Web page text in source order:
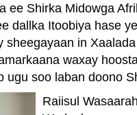
ee Shirka Midowga
dallka Itoobiya hase
sheegayaan in
waxay
ugu soo laban doono
Raiisul